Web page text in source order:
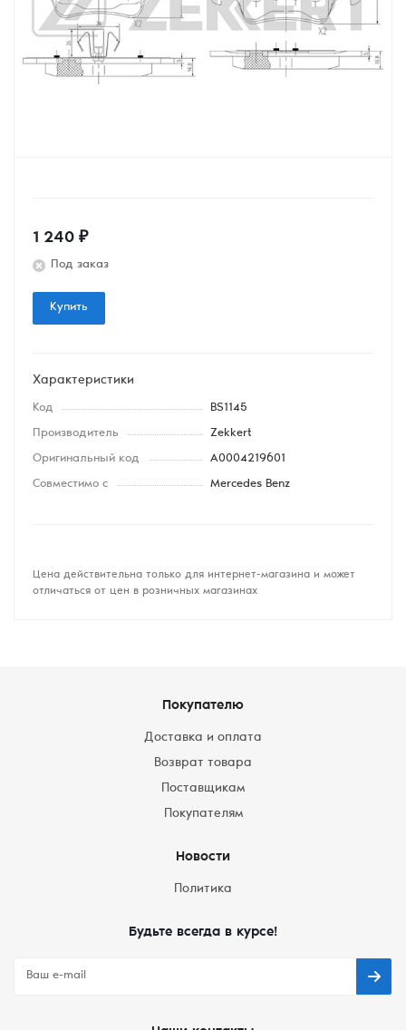
1 240 ₽
Под заказ
Купить
Характеристики
Код BS1145
Производитель Zekkert
Оригинальный код A0004219601
Совместимо с Mercedes Benz
Цена действительна только для интернет-магазина и может
отличаться от цен в розничных магазинах
Покупателю
Доставка и оплата
Возврат товара
Поставщикам
Покупателям
Новости
Политика
Будьте всегда в курсе!